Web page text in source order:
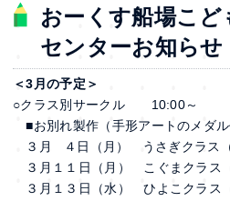
おーくす船場こど
センターお知らせ
＜3月の予定＞
○クラス別サークル 10:00～
■お別れ製作（手形アートのメダル
３月 ４日（月） うさぎクラス（
３月１１日（月） こぐまクラス（
３月１３日（水） ひよこクラス（